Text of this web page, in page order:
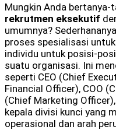
Mungkin Anda bertanya-
rekrutmen eksekutif
umumnya?
proses spesialisasi
individu untuk posisi-
suatu organisasi. Ini
seperti CEO (Chief
Financial Officer), COO
(Chief Marketing
kepala divisi kunci yang
operasional dan arah